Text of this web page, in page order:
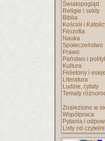
Światopogląd
Religie i sekty
Biblia
Kościół i
Filozofia
Nauka
Społeczeństwo
Prawo
Państwo i
Kultura
Felietony i eseje
Literatura
Ludzie, cytaty
Tematy
Znalezione w
Współpraca
Pytania i
Listy od